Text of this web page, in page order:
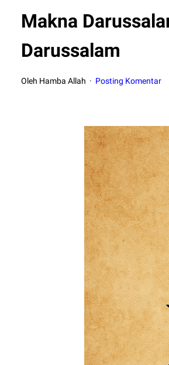
Makna
Darussalam
Oleh Hamba Allah Posting Komentar